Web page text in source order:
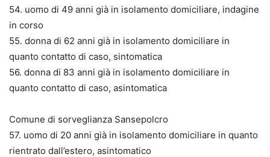
54. uomo di 49 anni già in isolamento domiciliare, indagine
in corso
55. donna di 62 anni già in isolamento domiciliare in
quanto contatto di caso, sintomatica
56. donna di 83 anni già in isolamento domiciliare in
quanto contatto di caso, asintomatica
Comune di sorveglianza Sansepolcro
57. uomo di 20 anni già in isolamento domiciliare in quanto
rientrato dall’estero, asintomatico